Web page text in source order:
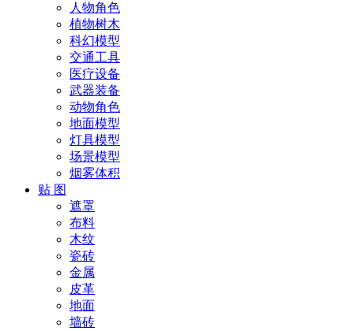
人物角色
植物树木
科幻模型
交通工具
医疗设备
武器装备
动物角色
地面模型
灯具模型
场景模型
烟雾体积
贴 图
遮罩
布料
木纹
瓷砖
金属
皮革
地面
墙砖